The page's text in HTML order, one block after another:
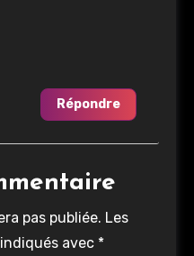
Répondre
pas publiée. Les
avec *